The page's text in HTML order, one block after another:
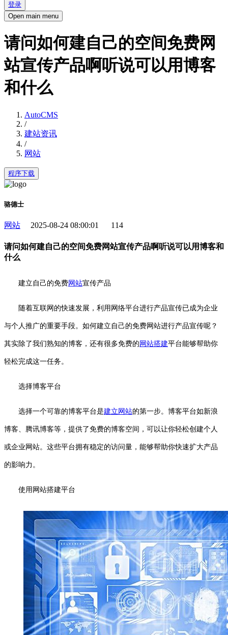
登录
Open main menu
请问如何建自己的空间免费网
站宣传产品啊听说可以用博客
和什么
AutoCMS
/
建站资讯
/
网站
程序下载
骆德士
网站 2025-08-24 08:00:01 114
请问如何建自己的空间免费网站宣传产品啊听说可以用博客和
什么
建立自己的免费网站宣传产品
随着互联网的快速发展，利用网络平台进行产品宣传已成为企业
与个人推广的重要手段。如何建立自己的免费网站进行产品宣传呢？
其实除了我们熟知的博客，还有很多免费的 网站搭建平台能够帮助你
轻松完成这一任务。
选择博客平台
选择一个可靠的博客平台是建立网站的第一步。博客平台如新浪
博客、腾讯博客等，提供了免费的博客空间，可以让你轻松创建个人
或企业网站。这些平台拥有稳定的访问量，能够帮助你快速扩大产品
的影响力。
使用网站搭建平台